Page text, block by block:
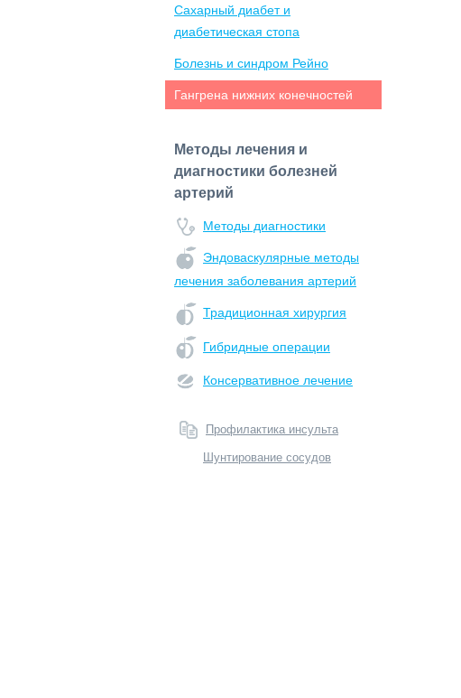
Сахарный диабет и
диабетическая стопа
Болезнь и синдром Рейно
Гангрена нижних конечностей
Методы лечения и
диагностики болезней
артерий
Методы диагностики
Эндоваскулярные методы
лечения заболевания артерий
Традиционная хирургия
Гибридные операции
Консервативное лечение
Профилактика инсульта
Шунтирование сосудов